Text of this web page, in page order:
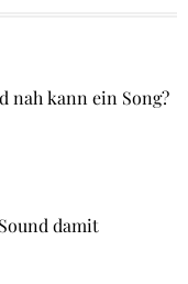
nah kann ein Song?
damit